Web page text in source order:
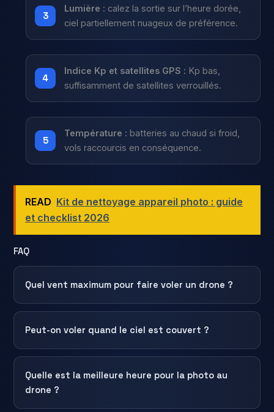
Lumière : calez la sortie sur l’heure dorée,
ciel partiellement nuageux de préférence.
Indice Kp et satellites GPS : Kp bas,
suffisamment de satellites verrouillés.
Température : batteries au chaud si froid,
vols raccourcis en conséquence.
READ Kit de nettoyage appareil photo : guide
et checklist 2026
FAQ
Quel vent maximum pour faire voler un drone ?
Peut-on voler quand le ciel est couvert ?
Quelle est la meilleure heure pour la photo au
drone ?